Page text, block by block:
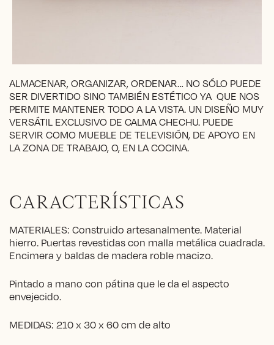
ALMACENAR, ORGANIZAR, ORDENAR… NO SÓLO PUEDE
SER DIVERTIDO SINO TAMBIÉN ESTÉTICO YA QUE NOS
PERMITE MANTENER TODO A LA VISTA. UN DISEÑO MUY
VERSÁTIL EXCLUSIVO DE CALMA CHECHU. PUEDE
SERVIR COMO MUEBLE DE TELEVISIÓN, DE APOYO EN
LA ZONA DE TRABAJO, O, EN LA COCINA.
CARACTERÍSTICAS
MATERIALES: Construido artesanalmente. Material
hierro. Puertas revestidas con malla metálica cuadrada.
Encimera y baldas de madera roble macizo.
Pintado a mano con pátina que le da el aspecto
envejecido.
MEDIDAS: 210 x 30 x 60 cm de alto